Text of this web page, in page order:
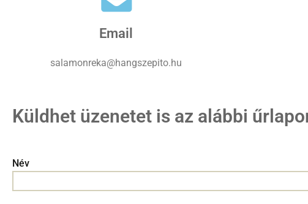
Email
salamonreka@hangszepito.hu
Küldhet üzenetet is az alábbi
Név